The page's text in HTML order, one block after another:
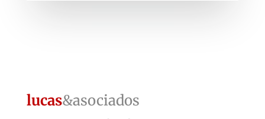
lucas&asociados